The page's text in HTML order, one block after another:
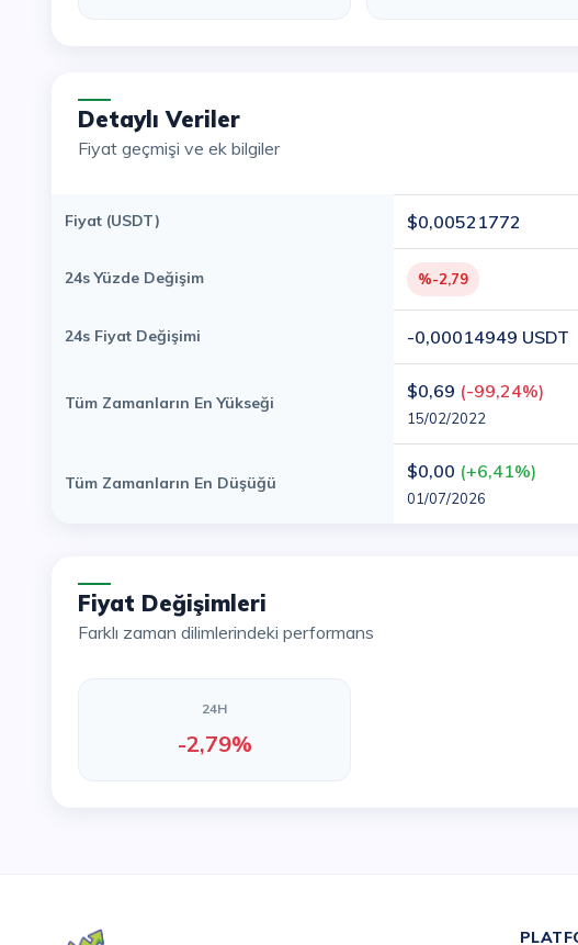
Detaylı Veriler
Fiyat geçmişi ve ek bilgiler
Fiyat (USDT) $0,00521772
24s Yüzde Değişim %-2,79
24s Fiyat Değişimi -0,00014949 USDT
Tüm Zamanların En Yükseği
$0,69 (-99,24%)
15/02/2022
Tüm Zamanların En Düşüğü
$0,00 (+6,41%)
01/07/2026
Fiyat Değişimleri
Farklı zaman dilimlerindeki performans
24H
-2,79%